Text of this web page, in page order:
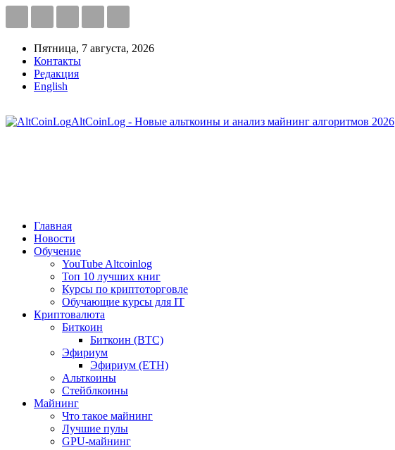
Пятница, 7 августа, 2026
Контакты
Редакция
English
AltCoinLog - Новые альткоины и анализ майнинг алгоритмов 2026
Главная
Новости
Обучение
YouTube Altcoinlog
Топ 10 лучших книг
Курсы по криптоторговле
Обучающие курсы для IT
Криптовалюта
Биткоин
Биткоин (BTC)
Эфириум
Эфириум (ETH)
Альткоины
Стейблкоины
Майнинг
Что такое майнинг
Лучшие пулы
GPU-майнинг